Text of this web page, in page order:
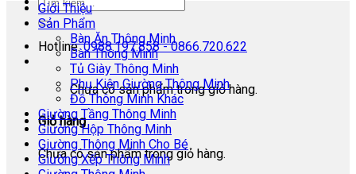
Hotline:0988.197.858 - 0866.720.622
Chưa có sản phẩm trong giỏ hàng.
Giỏ hàng
Chưa có sản phẩm trong giỏ hàng.
Giới Thiệu
Sản Phẩm
Bàn Ăn Thông Minh
Bàn Thông Minh
Tủ Giày Thông Minh
Phụ Kiện Giường Thông Minh
Đồ Thông Minh Khác
Giường Tầng Thông Minh
Giường Hộp Thông Minh
Giường Thông Minh Cho Bé
Giường Xếp Thông Minh